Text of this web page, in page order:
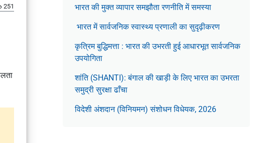
251 भारत की मुक्त व्यापार समझौता रणनीति में समस्या
भारत में सार्वजनिक स्वास्थ्य प्रणाली का सुदृढ़ीकरण
कृत्रिम बुद्धिमत्ता : भारत की उभरती हुई आधारभूत सार्वजनिक
उपयोगिता
शांति (SHANTI): बंगाल की खाड़ी के लिए भारत का उभरता
समुद्री सुरक्षा ढाँचा
विदेशी अंशदान (विनियमन) संशोधन विधेयक, 2026